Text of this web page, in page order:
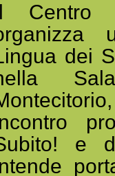
Centro
dei
e